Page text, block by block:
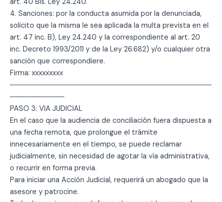
4. Sanciones: por la conducta asumida por la denunciada,
solicito que la misma le sea aplicada la multa prevista en el
art. 47 inc. B), Ley 24.240 y la correspondiente al art. 20
inc. Decreto 1993/2011 y de la Ley 26.682) y/o cualquier otra
sanción que correspondiere.
Firma: xxxxxxxxx
─────────────────────────────────────
──────────
PASO 3: VIA JUDICIAL
En el caso que la audiencia de conciliación fuera dispuesta a
una fecha remota, que prolongue el trámite
innecesariamente en el tiempo, se puede reclamar
judicialmente, sin necesidad de agotar la vía administrativa,
o recurrir en forma previa.
Para iniciar una Acción Judicial, requerirá un abogado que la
asesore y patrocine.